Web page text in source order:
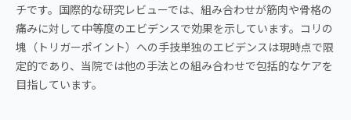
チです。国際的な研究レビューでは、組み合わせが筋肉や骨格の
痛みに対して中等度のエビデンスで効果を示しています。コリの
塊（トリガーポイント）への手技単独のエビデンスは現時点で限
定的であり、当院では他の手法との組み合わせで包括的なケアを
目指しています。